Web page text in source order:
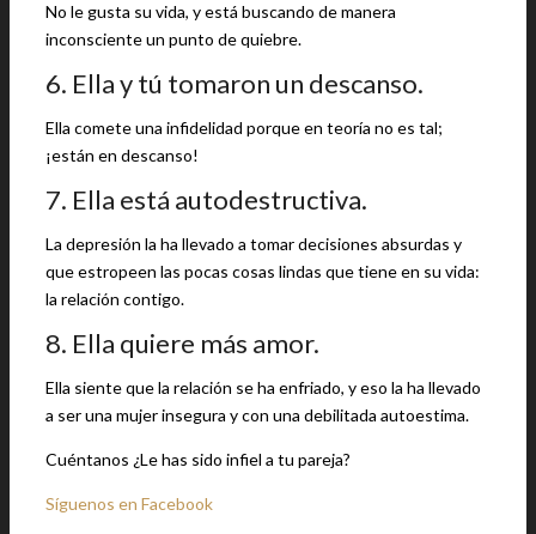
No le gusta su vida, y está buscando de manera
inconsciente un punto de quiebre.
6. Ella y tú tomaron un descanso.
Ella comete una infidelidad porque en teoría no es tal;
¡están en descanso!
7. Ella está autodestructiva.
La depresión la ha llevado a tomar decisiones absurdas y
que estropeen las pocas cosas lindas que tiene en su vida:
la relación contigo.
8. Ella quiere más amor.
Ella siente que la relación se ha enfriado, y eso la ha llevado
a ser una mujer insegura y con una debilitada autoestima.
Cuéntanos ¿Le has sido infiel a tu pareja?
Síguenos en Facebook